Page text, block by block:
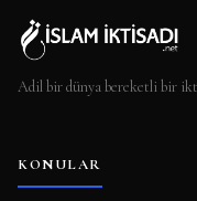
Adil bir dünya bereketli bir
KONULAR